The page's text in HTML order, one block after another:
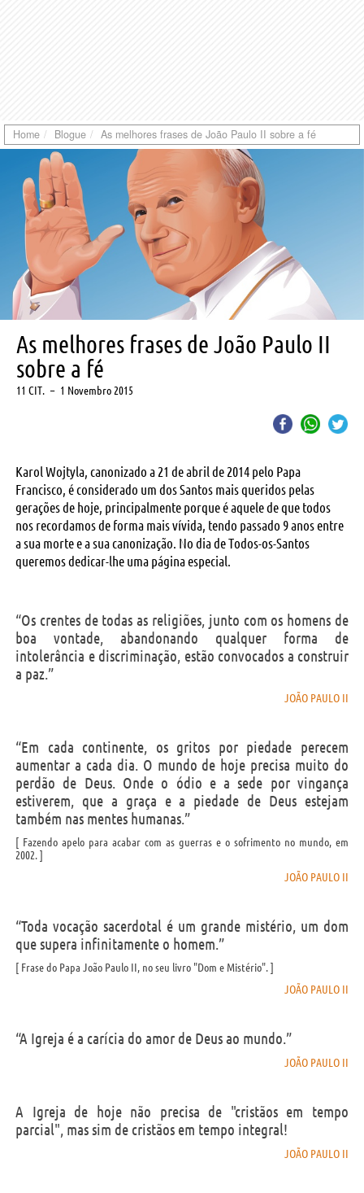
Home Blogue As melhores frases de João Paulo II sobre a fé
As melhores frases de João Paulo II
sobre a fé
11 CIT. – 1 Novembro 2015
Karol Wojtyla, canonizado a 21 de abril de 2014 pelo Papa
Francisco, é considerado um dos Santos mais queridos pelas
gerações de hoje, principalmente porque é aquele de que todos
nos recordamos de forma mais vívida, tendo passado 9 anos entre
a sua morte e a sua canonização. No dia de Todos-os-Santos
queremos dedicar-lhe uma página especial.
“Os crentes de todas as religiões, junto com os homens de
boa vontade, abandonando qualquer forma de
intolerância e discriminação, estão convocados a construir
a paz.”
JOÃO PAULO II
“Em cada continente, os gritos por piedade perecem
aumentar a cada dia. O mundo de hoje precisa muito do
perdão de Deus. Onde o ódio e a sede por vingança
estiverem, que a graça e a piedade de Deus estejam
também nas mentes humanas.”
Fazendo apelo para acabar com as guerras e o sofrimento no mundo, em
2002.
JOÃO PAULO II
“Toda vocação sacerdotal é um grande mistério, um dom
que supera infinitamente o homem.”
Frase do Papa João Paulo II, no seu livro "Dom e Mistério".
JOÃO PAULO II
“A Igreja é a carícia do amor de Deus ao mundo.”
JOÃO PAULO II
A Igreja de hoje não precisa de "cristãos em tempo
parcial", mas sim de cristãos em tempo integral!
JOÃO PAULO II